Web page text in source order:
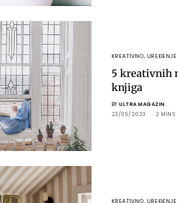
KREATIVNO,
5 kreativnih
knjiga
BY ULTRA MAGAZIN
23/05/2023
2 MINS
KREATIVNO,